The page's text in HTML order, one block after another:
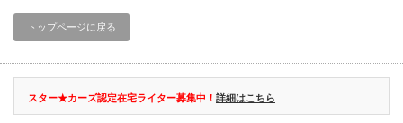
トップページに戻る
スター★カーズ認定在宅ライター募集中！ 詳細はこちら